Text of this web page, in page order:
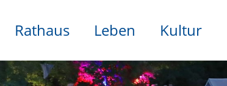
Rathaus Leben Kultur